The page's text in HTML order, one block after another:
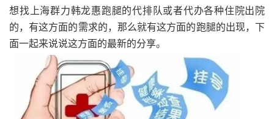
想找上海群力韩龙惠跑腿的代排队或者代办各种住院出院
的，有这方面的需求的，那么就有这方面的跑腿的出现，下
面一起来说说这方面的最新的分享。